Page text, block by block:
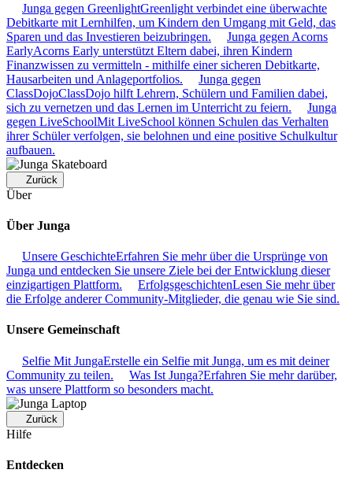
Junga gegen GreenlightGreenlight verbindet eine überwachte
Debitkarte mit Lernhilfen, um Kindern den Umgang mit Geld, das
Sparen und das Investieren beizubringen.
Junga gegen Acorns
EarlyAcorns Early unterstützt Eltern dabei, ihren Kindern
Finanzwissen zu vermitteln - mithilfe einer sicheren Debitkarte,
Hausarbeiten und Anlageportfolios.
Junga gegen
ClassDojoClassDojo hilft Lehrern, Schülern und Familien dabei,
sich zu vernetzen und das Lernen im Unterricht zu feiern.
Junga
gegen LiveSchoolMit LiveSchool können Schulen das Verhalten
ihrer Schüler verfolgen, sie belohnen und eine positive Schulkultur
aufbauen.
Zurück
Über
Über Junga
Unsere GeschichteErfahren Sie mehr über die Ursprünge von
Junga und entdecken Sie unsere Ziele bei der Entwicklung dieser
einzigartigen Plattform.
ErfolgsgeschichtenLesen Sie mehr über
die Erfolge anderer Community-Mitglieder, die genau wie Sie sind.
Unsere Gemeinschaft
Selfie Mit JungaErstelle ein Selfie mit Junga, um es mit deiner
Community zu teilen.
Was Ist Junga?Erfahren Sie mehr darüber,
was unsere Plattform so besonders macht.
Zurück
Hilfe
Entdecken